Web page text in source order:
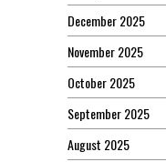
December 2025
November 2025
October 2025
September 2025
August 2025